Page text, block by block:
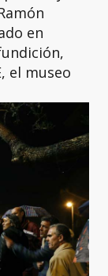
en
el museo